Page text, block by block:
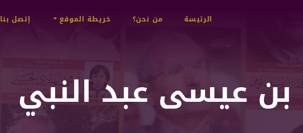
Main
navigation
الرئيسة من نحن؟ خريطة الموقع إتصل بنا
بن عيسى عبد النبي